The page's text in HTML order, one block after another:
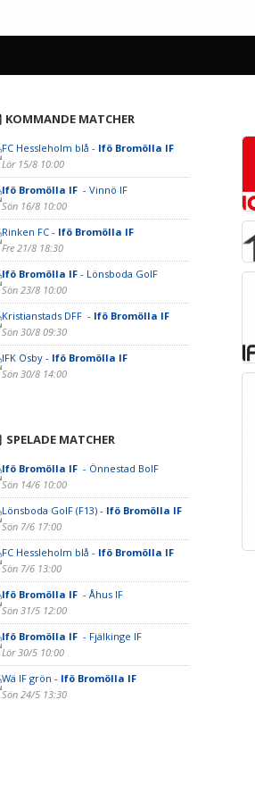
KOMMANDE MATCHER
FC Hessleholm blå - Ifö Bromölla IF
Lör 15/8 10:00
Ifö Bromölla IF - Vinnö IF
Sön 16/8 10:00
Rinken FC - Ifö Bromölla IF
Fre 21/8 18:30
Ifö Bromölla IF- Lönsboda GoIF
Sön 23/8 10:00
Kristianstads DFF - Ifö Bromölla IF
Sön 30/8 09:30
IFK Osby - Ifö Bromölla IF
Sön 30/8 14:00
SPELADE MATCHER
Ifö Bromölla IF - Önnestad BoIF
Sön 14/6 10:00
Lönsboda GoIF (F13) - Ifö Bromölla IF
Sön 7/6 17:00
FC Hessleholm blå - Ifö Bromölla IF
Sön 7/6 13:00
Ifö Bromölla IF - Åhus IF
Sön 31/5 12:00
Ifö Bromölla IF - Fjälkinge IF
Lör 30/5 10:00
Wä IF grön - Ifö Bromölla IF
Sön 24/5 13:30